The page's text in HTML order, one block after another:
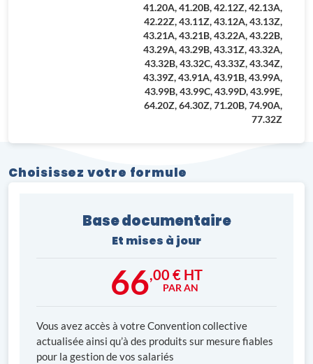
41.20A, 41.20B, 42.12Z, 42.13A,
42.22Z, 43.11Z, 43.12A, 43.13Z,
43.21A, 43.21B, 43.22A, 43.22B,
43.29A, 43.29B, 43.31Z, 43.32A,
43.32B, 43.32C, 43.33Z, 43.34Z,
43.39Z, 43.91A, 43.91B, 43.99A,
43.99B, 43.99C, 43.99D, 43.99E,
64.20Z, 64.30Z, 71.20B, 74.90A,
77.32Z
Choisissez votre formule
Base documentaire
Et mises à jour
66,00 € HT
PAR AN
Vous avez accès à votre Convention collective
actualisée ainsi qu’à des produits sur mesure fiables
pour la gestion de vos salariés